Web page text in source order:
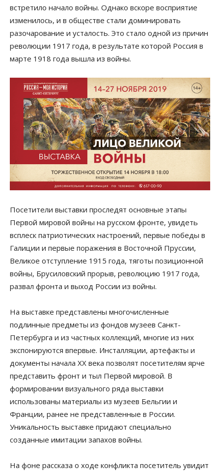
встретило начало войны. Однако вскоре восприятие
изменилось, и в обществе стали доминировать
разочарование и усталость. Это стало одной из причин
революции 1917 года, в результате которой Россия в
марте 1918 года вышла из войны.
Посетители выставки проследят основные этапы
Первой мировой войны на русском фронте, увидеть
всплеск патриотических настроений, первые победы в
Галиции и первые поражения в Восточной Пруссии,
Великое отступление 1915 года, тяготы позиционной
войны, Брусиловский прорыв, революцию 1917 года,
развал фронта и выход России из войны.
На выставке представлены многочисленные
подлинные предметы из фондов музеев Санкт-
Петербурга и из частных коллекций, многие из них
экспонируются впервые. Инсталляции, артефакты и
документы начала XX века позволят посетителям ярче
представить фронт и тыл Первой мировой. В
формировании визуального ряда выставки
использованы материалы из музеев Бельгии и
Франции, ранее не представленные в России.
Уникальность выставке придают специально
созданные имитации запахов войны.
На фоне рассказа о ходе конфликта посетитель увидит